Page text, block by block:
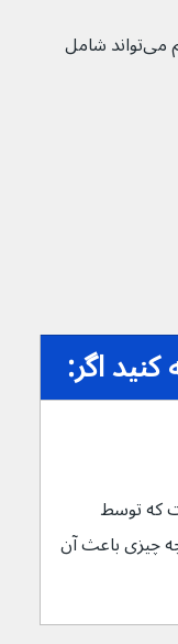
غش معمولاً ناگهانی اتفاق می‌افتد. علائم می‌تواند شامل
اگر:
که توسط
چیزی باعث آن